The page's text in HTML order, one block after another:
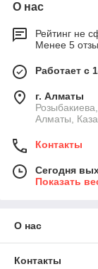
О нас
Рейтинг не
Менее 5
Работает с
г. Алматы
Алматы,
Контакты
Сегодня
Показать
О нас
Контакты